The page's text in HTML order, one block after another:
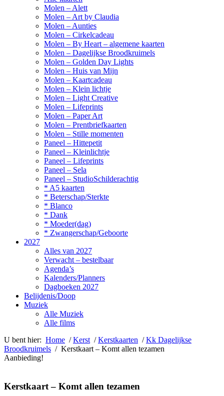
Molen – Alett
Molen – Art by Claudia
Molen – Aunties
Molen – Cirkelcadeau
Molen – By Heart – algemene kaarten
Molen – Dagelijkse Broodkruimels
Molen – Golden Day Lights
Molen – Huis van Mijn
Molen – Kaartcadeau
Molen – Klein lichtje
Molen – Light Creative
Molen – Lifeprints
Molen – Paper Art
Molen – Prentbriefkaarten
Molen – Stille momenten
Paneel – Hittepetit
Paneel – Kleinlichtje
Paneel – Lifeprints
Paneel – Sela
Paneel – StudioSchilderachtig
* A5 kaarten
* Beterschap/Sterkte
* Blanco
* Dank
* Moeder(dag)
* Zwangerschap/Geboorte
2027
Alles van 2027
Verwacht – bestelbaar
Agenda’s
Kalenders/Planners
Dagboeken 2027
Belijdenis/Doop
Muziek
Alle Muziek
Alle films
U bent hier: Home /Kerst /Kerstkaarten /Kk Dagelijkse
Broodkruimels / Kerstkaart – Komt allen tezamen
Aanbieding!
Kerstkaart – Komt allen tezamen